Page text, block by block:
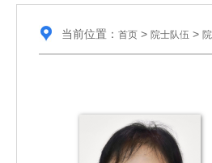
当前位置： 首页> 院士队伍 >